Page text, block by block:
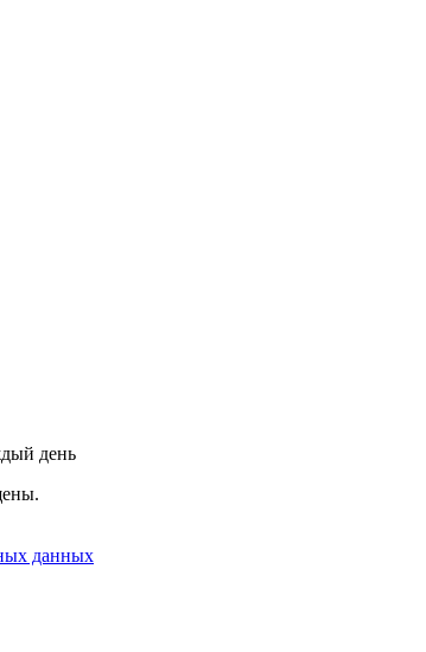
день
данных